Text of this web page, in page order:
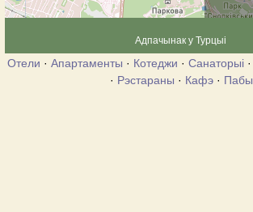
Адпачынак у Турцыі
Отели · Апартаменты · Котеджи · Санаторыі ·
· Рэстараны · Кафэ· Пабы